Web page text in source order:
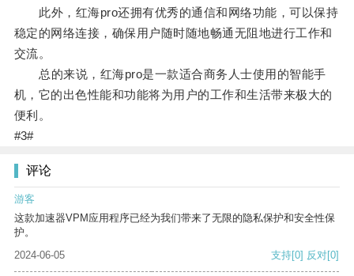
此外，红海pro还拥有优秀的通信和网络功能，可以保持
稳定的网络连接，确保用户随时随地畅通无阻地进行工作和
交流。
总的来说，红海pro是一款适合商务人士使用的智能手
机，它的出色性能和功能将为用户的工作和生活带来极大的
便利。
#3#
评论
游客
这款加速器VPM应用程序已经为我们带来了无限的隐私保护和安全性保
护。
2024-06-05
支持[0] 反对[0]